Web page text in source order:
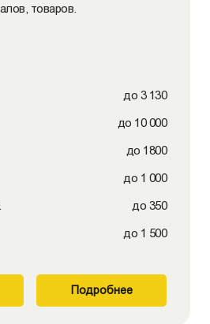
товаров.
до 3 130
до 10 000
до 1800
до 1 000
до 350
до 1 500
Подробнее